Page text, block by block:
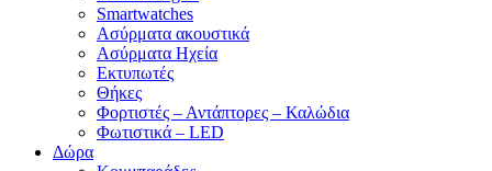
Smartwatches
Ασύρματα ακουστικά
Ασύρματα Ηχεία
Εκτυπωτές
Θήκες
Φορτιστές – Αντάπτορες – Καλώδια
Φωτιστικά – LED
Δώρα